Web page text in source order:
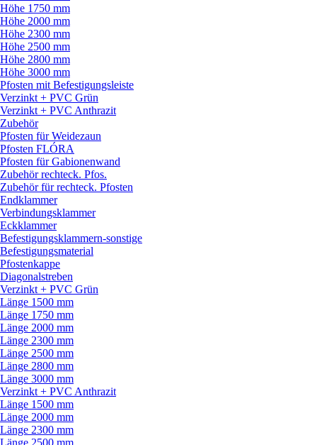
Höhe 1750 mm
Höhe 2000 mm
Höhe 2300 mm
Höhe 2500 mm
Höhe 2800 mm
Höhe 3000 mm
Pfosten mit Befestigungsleiste
Verzinkt + PVC Grün
Verzinkt + PVC Anthrazit
Zubehör
Pfosten für Weidezaun
Pfosten FLÓRA
Pfosten für Gabionenwand
Zubehör rechteck. Pfos.
Zubehör für rechteck. Pfosten
Endklammer
Verbindungsklammer
Eckklammer
Befestigungsklammern-sonstige
Befestigungsmaterial
Pfostenkappe
Diagonalstreben
Verzinkt + PVC Grün
Länge 1500 mm
Länge 1750 mm
Länge 2000 mm
Länge 2300 mm
Länge 2500 mm
Länge 2800 mm
Länge 3000 mm
Verzinkt + PVC Anthrazit
Länge 1500 mm
Länge 2000 mm
Länge 2300 mm
Länge 2500 mm